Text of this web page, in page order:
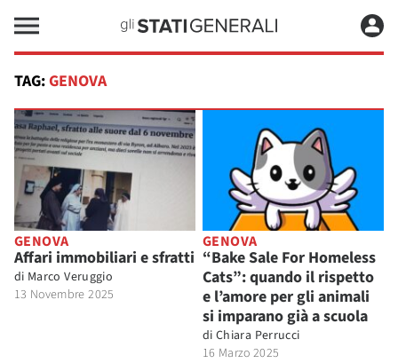
TAG:GENOVA
GENOVA
Affari immobiliari e sfratti
di Marco Veruggio
13 Novembre 2025
GENOVA
“Bake Sale For Homeless
Cats”: quando il rispetto
e l’amore per gli animali
si imparano già a scuola
di Chiara Perrucci
16 Marzo 2025